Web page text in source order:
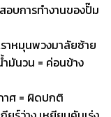
อบการทำงานของปั๊ม
ราหมุนพวงมาลัยซ้าย
ำมันวน = ค่อนข้าง
าศ = ผิดปกติ